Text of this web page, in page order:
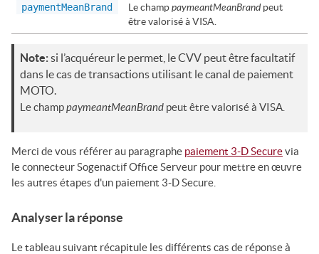
paymentMeanBrand Le champpaymeantMeanBrandpeut
être valorisé àVISA
Note:si l’acquéreur le permet, le CVV peut être facultatif
dans le cas de transactions utilisant le canal de paiement
MOTO.
Le champpaymeantMeanBrand peut être valorisé à VISA.
Merci de vous référer au paragraphe paiement 3-D Securevia
le connecteurSogenactif Office Serveur pour mettre en œuvre
les autres étapes d'un paiement 3-D Secure.
Analyser la réponse
Le tableau suivant récapitule les différents cas de réponse à